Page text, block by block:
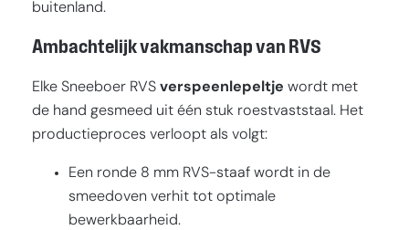
buitenland.
Ambachtelijk vakmanschap van RVS
Elke Sneeboer RVS verspeenlepeltje wordt met
de hand gesmeed uit één stuk roestvaststaal. Het
productieproces verloopt als volgt:
Een ronde 8 mm RVS-staaf wordt in de
smeedoven verhit tot optimale
bewerkbaarheid.